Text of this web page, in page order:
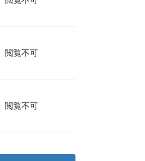
閲覧不可
閲覧不可